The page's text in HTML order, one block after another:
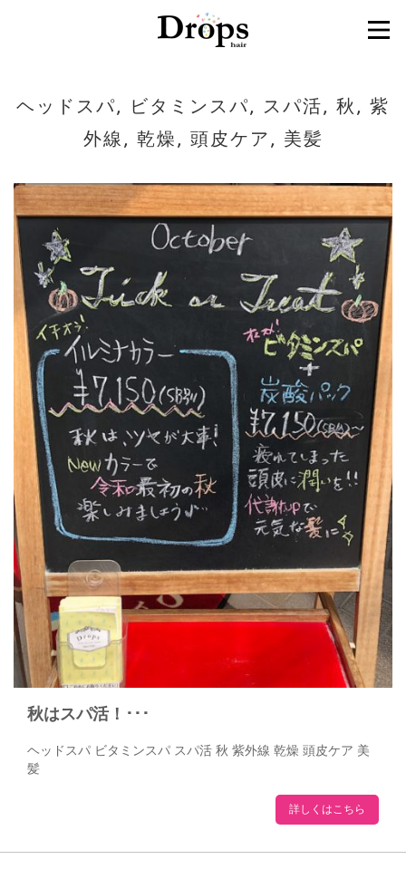
ヘッドスパ, ビタミンスパ, スパ活, 秋, 紫
外線, 乾燥, 頭皮ケア, 美髪
秋はスパ活！･･･
ヘッドスパ ビタミンスパ スパ活 秋 紫外線 乾燥 頭皮ケア 美
髪
詳しくはこちら